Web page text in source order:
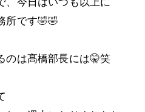
所です🤣🤣
のは髙橋部長には🤫笑